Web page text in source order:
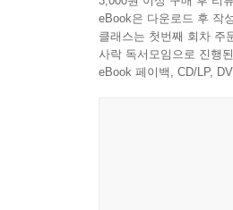
책에서는 이를 ‘차
패스트푸드를 먹으
듯하지만 실제 닥치면
수는 있다. 이를 테
eBook은 다운로드 후 작
클래스는 첫번째 회차 주
사락 독서모임으로 진행
eBook 페이백, CD/LP,